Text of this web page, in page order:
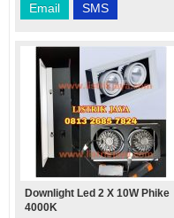
Email SMS
Downlight Led 2 X 10W Phike
4000K